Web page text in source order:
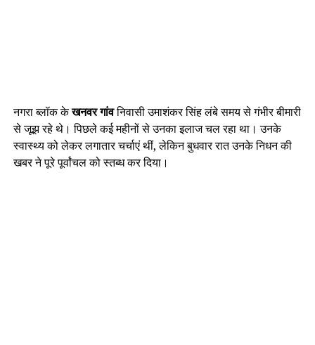
नगरा ब्लॉक केखनवर गांवनिवासी उमाशंकर सिंह लंबे समय से गंभीर बीमारी
से जूझ रहे थे। पिछले कई महीनों से उनका इलाज चल रहा था। उनके
स्वास्थ्य को लेकर लगातार चर्चाएं थीं, लेकिन बुधवार रात उनके निधन की
खबर ने पूरे पूर्वांचल को स्तब्ध कर दिया।